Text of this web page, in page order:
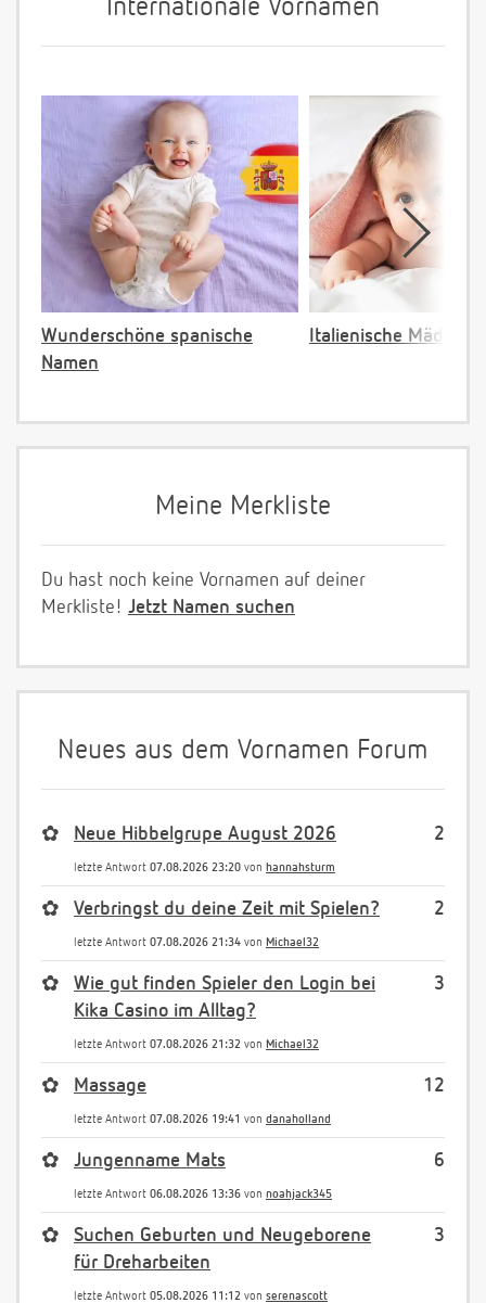
Internationale Vornamen
Wunderschöne spanische
Namen
Italienische
Meine Merkliste
Du hast noch keine Vornamen auf deiner
Merkliste! Jetzt Namen suchen
Neues aus dem Vornamen Forum
2
✿ Neue Hibbelgrupe August 2026
letzte Antwort 07.08.2026 23:20 von hannahsturm
2
✿ Verbringst du deine Zeit mit Spielen?
letzte Antwort 07.08.2026 21:34 von Michael32
3
✿
Wie gut finden Spieler den Login bei
Kika Casino im Alltag?
letzte Antwort 07.08.2026 21:32 von Michael32
12
✿ Massage
letzte Antwort 07.08.2026 19:41 von danaholland
6
✿ Jungenname Mats
letzte Antwort 06.08.2026 13:36 von noahjack345
3
✿
Suchen Geburten und Neugeborene
für Dreharbeiten
letzte Antwort 05.08.2026 11:12 von serenascott